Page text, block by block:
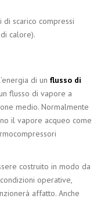
scarico compressi
calore).
di un flusso di
flusso di vapore a
medio. Normalmente
il vapore acqueo come
costruito in modo da
operative,
affatto. Anche